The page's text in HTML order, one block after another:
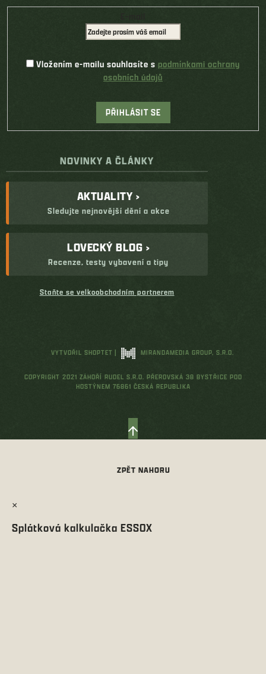
Vložením e-mailu souhlasíte s podmínkami ochrany
osobních údajů
PŘIHLÁSIT SE
NOVINKY A ČLÁNKY
AKTUALITY ›
Sledujte nejnovější dění a akce
LOVECKÝ BLOG ›
Recenze, testy vybavení a tipy
Staňte se velkoobchodním partnerem
VYTVOŘIL SHOPTET | MIRANDAMEDIA GROUP, S.R.O.
COPYRIGHT 2021 ZÁHOŘÍ RUDEL S.R.O. PŘEROVSKÁ 38 BYSTŘICE POD
HOSTÝNEM 76861 ČESKÁ REPUBLIKA
×
Splátková kalkulačka ESSOX